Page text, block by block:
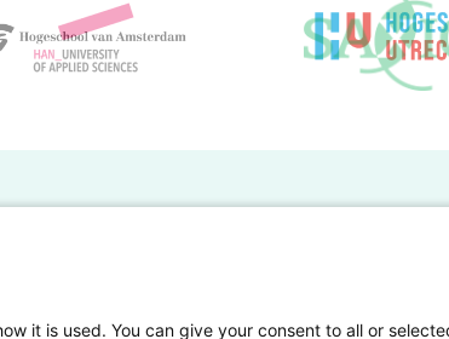
onderzoek publiceren
Veelgestelde vragen
it is used. You can give your consent to all or